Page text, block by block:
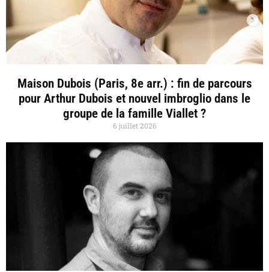
Maison Dubois (Paris, 8e arr.) : fin de parcours
pour Arthur Dubois et nouvel imbroglio dans le
groupe de la famille Viallet ?
6 juillet 2026